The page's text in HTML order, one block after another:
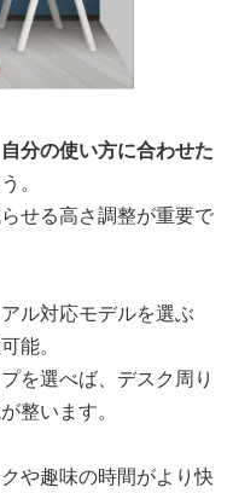
自分の使い方に合わせた
。
せる高さ調整が重要で
ル対応モデルを選ぶ
能。
を選べば、デスク周り
整います。
や趣味の時間がより快